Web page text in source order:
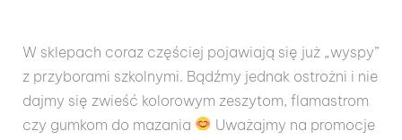
W sklepach coraz częściej pojawiają się już „wyspy”
z przyborami szkolnymi. Bądźmy jednak ostrożni i nie
dajmy się zwieść kolorowym zeszytom, flamastrom
czy gumkom do mazania
Uważajmy na promocje